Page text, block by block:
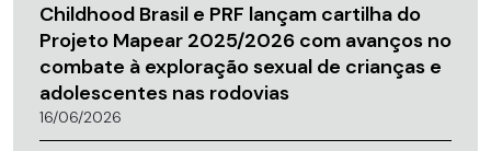
Childhood Brasil e PRF lançam cartilha do
Projeto Mapear 2025/2026 com avanços no
combate à exploração sexual de crianças e
adolescentes nas rodovias
16/06/2026